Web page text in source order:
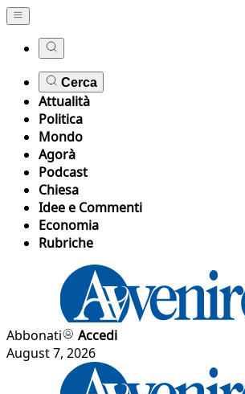
Cerca
Attualità
Politica
Mondo
Agorà
Podcast
Chiesa
Idee e Commenti
Economia
Rubriche
Abbonati
Accedi
August 7, 2026